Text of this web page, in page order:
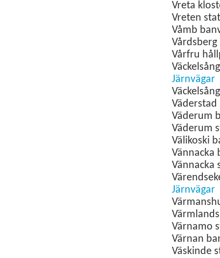
Vreta
Vreten
Våmb
Vårdsberg
Vårfru
Järnvägar
Väderstad
Väderum
Väderum
Välikoski
Vännacka
Vännacka
Järnvägar
Värnamo
Värnan
Väskinde